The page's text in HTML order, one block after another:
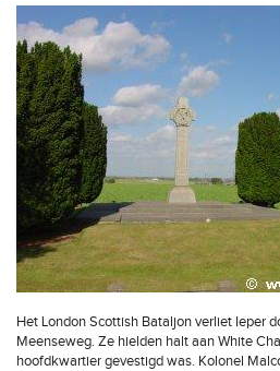
Het London Scottish Bataljon verliet Ieper
Meenseweg. Ze hielden halt aan White
hoofdkwartier gevestigd was. Kolonel